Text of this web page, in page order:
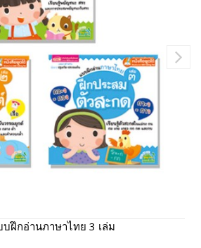
ฝึกอ่านภาษาไทย 3 เล่ม